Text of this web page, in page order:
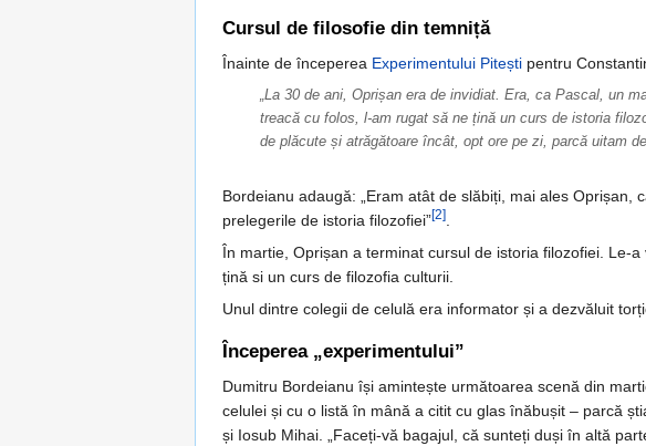
Cursul de filosofie din temniță
Înainte de începerea Experimentului Pitești pentru
„La 30 de ani, Oprișan era de invidiat. Era, ca Pascal, un
treacă cu folos, l-am rugat să ne țină un curs de istoria
de plăcute și atrăgătoare încât, opt ore pe zi, parcă uitam
Bordeianu adaugă: „Eram atât de slăbiți, mai ales
prelegerile de istoria filozofiei”[2]
În martie, Oprișan a terminat cursul de istoria filozofiei. Le-
țină si un curs de filozofia culturii.
Unul dintre colegii de celulă era informator și a dezvăluit
Începerea „experimentului”
Dumitru Bordeianu își amintește următoarea scenă din
celulei și cu o listă în mână a citit cu glas înăbușit – parcă
și Iosub Mihai. „Faceți-vă bagajul, că sunteți duși în altă